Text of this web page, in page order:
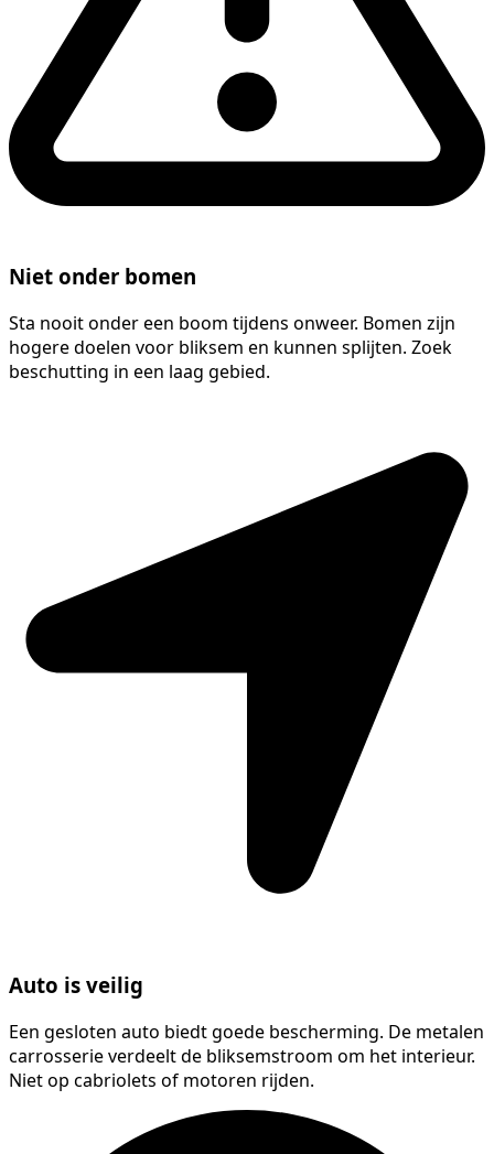
Niet onder bomen
Sta nooit onder een boom tijdens onweer. Bomen zijn
hogere doelen voor bliksem en kunnen splijten. Zoek
beschutting in een laag gebied.
Auto is veilig
Een gesloten auto biedt goede bescherming. De metalen
carrosserie verdeelt de bliksemstroom om het interieur.
Niet op cabriolets of motoren rijden.